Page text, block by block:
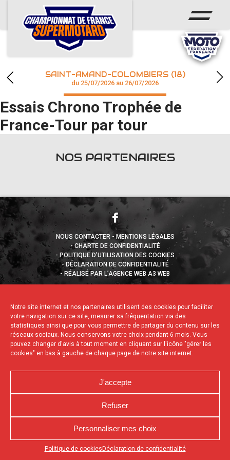
Notre site internet et nos partenaires utilisent des cookies pour faciliter
votre navigation sur ce site, mesurer sa fréquentation via des
statistiques ainsi que pour vous permettre de partager du contenu sur les
réseaux sociaux. Nous conservons votre choix pendant 6 mois. Vous
pouvez changer d'avis à tout moment en cliquant sur l'icône "gérer les
cookies" en bas à gauche de chaque page de notre site internet.
J'accepte
Refuser
Personnaliser mes choix
Politique de cookies Déclaration de confidentialité
Appuyez sur le bouton partager en bas de votre
ACCUEIL
ACTUS
CALENDRIER
CHAMPIONNAT
RÉSULTATS
PHOTOS / WEB TV
SAINT-AMAND-COLOMBIERS (18)
du 25/07/2026 au 26/07/2026
Essais Chrono Trophée de
France-Tour par tour
NOS PARTENAIRES
NOUS CONTACTER
MENTIONS LÉGALES
CHARTE DE CONFIDENTIALITÉ
POLITIQUE D’UTILISATION DES COOKIES
DÉCLARATION DE CONFIDENTIALITÉ
RÉALISÉ PAR L’AGENCE WEB A3 WEB